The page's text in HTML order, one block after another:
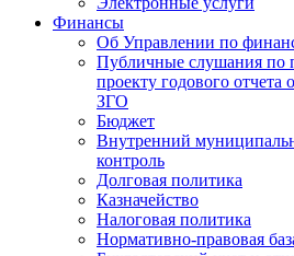
Финансы
Об Управлении по
Публичные слушания по
проекту годового
ЗГО
Бюджет
Внутренний
контроль
Долговая политика
Казначейство
Налоговая политика
Нормативно-правовая